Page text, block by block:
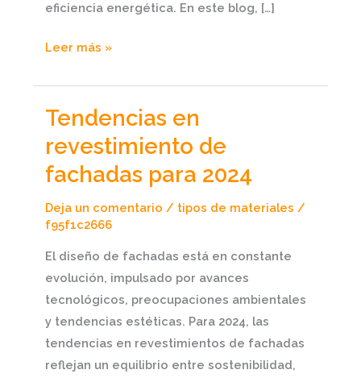
eficiencia energética. En este blog, […]
Leer más »
Tendencias en
revestimiento de
fachadas para 2024
Deja un comentario / tipos de materiales /
f95f1c2666
El diseño de fachadas está en constante
evolución, impulsado por avances
tecnológicos, preocupaciones ambientales
y tendencias estéticas. Para 2024, las
tendencias en revestimientos de fachadas
reflejan un equilibrio entre sostenibilidad,
Tendencias
revestimiento
de
fachadas
para